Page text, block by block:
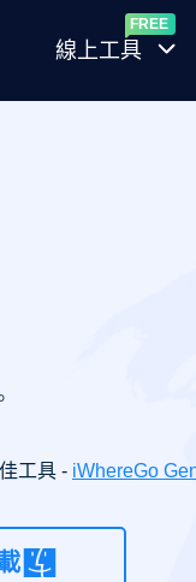
線上工具
夢
計
工具 - iWhereGo